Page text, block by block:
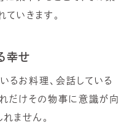
いきます。
幸せ
るお料理、会話している
れだけその物事に意識が向
ません。